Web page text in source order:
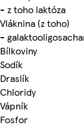
- z toho laktóza
Vláknina (z toho)
-
Bílkoviny
Sodík
Draslík
Chloridy
Vápník
Fosfor